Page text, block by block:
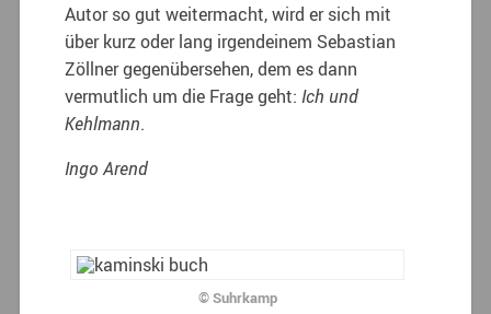
Autor so gut weitermacht, wird er sich mit
über kurz oder lang irgendeinem Sebastian
Zöllner gegenübersehen, dem es dann
vermutlich um die Frage geht:Ich und
Kehlmann.
Ingo Arend
© Suhrkamp